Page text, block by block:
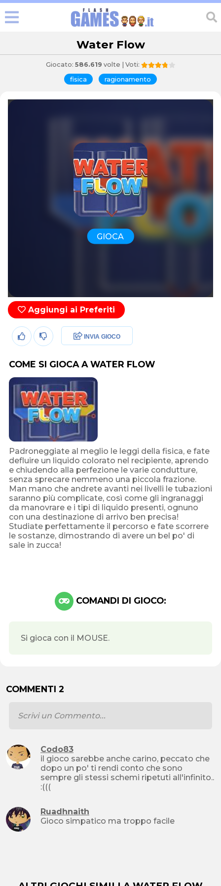
Water Flow
Giocato: 586.619 volte | Voti:
fisica ragionamento
GIOCA
Aggiungi ai Preferiti
INVIA GIOCO
COME SI GIOCA A WATER FLOW
Padroneggiate al meglio le leggi della fisica, e fate
defluire un liquido colorato nel recipiente, aprendo
e chiudendo alla perfezione le varie condutture,
senza sprecare nemmeno una piccola frazione.
Man mano che andrete avanti nei livelli le tubazioni
saranno più complicate, così come gli ingranaggi
da manovrare e i tipi di liquido presenti, ognuno
con una destinazione di arrivo ben precisa!
Studiate perfettamente il percorso e fate scorrere
le sostanze, dimostrando di avere un bel po' di
sale in zucca!
COMANDI DI GIOCO:
Si gioca con il MOUSE.
COMMENTI 2
Codo83
il gioco sarebbe anche carino, peccato che
dopo un po' ti rendi conto che sono
sempre gli stessi schemi ripetuti all'infinito..
:(((
Ruadhnaith
Gioco simpatico ma troppo facile